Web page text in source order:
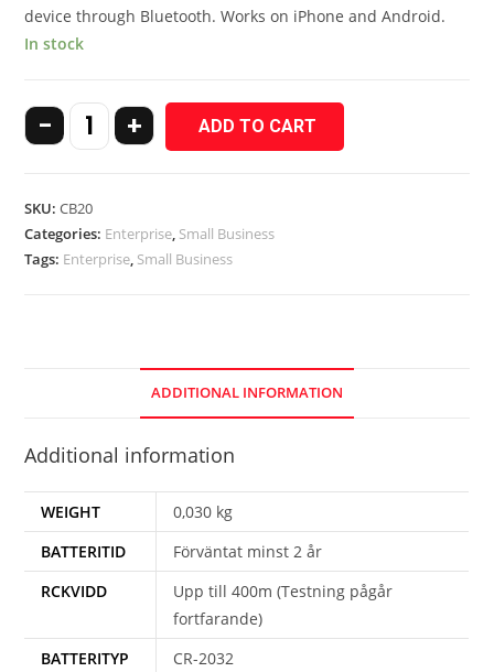
device through Bluetooth. Works on iPhone and Android.
In stock
- + ADD TO CART
SKU:CB20
Categories: Enterprise Small Business
Tags: Enterprise Small Business
ADDITIONAL INFORMATION
Additional information
WEIGHT
0,030 kg
BATTERITID
Förväntat minst 2 år
RCKVIDD
Upp till 400m (Testning pågår
fortfarande)
BATTERITYP
CR-2032